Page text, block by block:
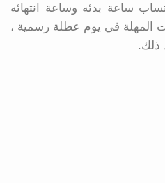
ساعة بدئه وساعة انتهائه
المهلة في يوم عطلة رسمية ،
ذلك.